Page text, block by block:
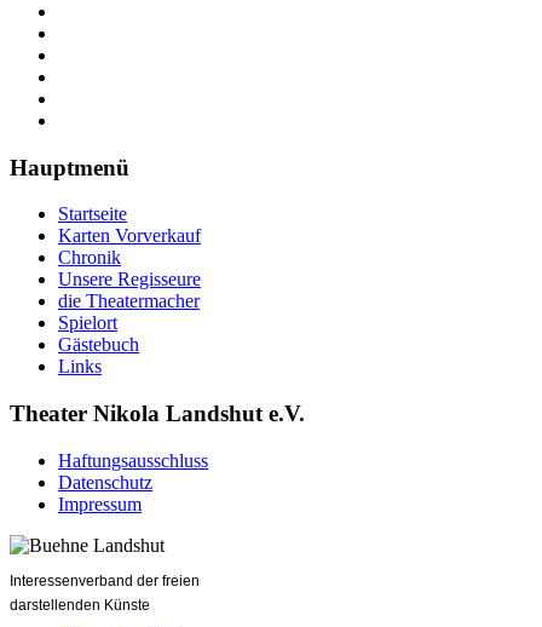
Hauptmenü
Startseite
Karten Vorverkauf
Chronik
Unsere Regisseure
die Theatermacher
Spielort
Gästebuch
Links
Theater Nikola Landshut e.V.
Haftungsausschluss
Datenschutz
Impressum
Interessenverband der freien
darstellenden Künste